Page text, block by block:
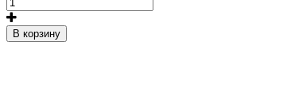
В корзину